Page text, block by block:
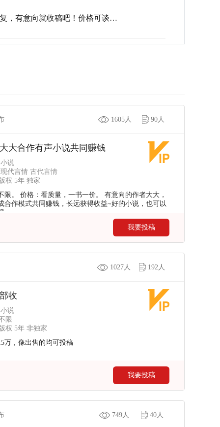
，有意向就收稿吧！价格可谈…
1605人 90人
大合作有声小说共同赚钱
说
代言情 古代言情
权 5年 独家
限。 价格：看质量，一书一价。 有意向的作者大大，
合作模式共同赚钱，长远获得收益~好的小说，也可以
我要投稿
1027人 192人
收
说
限
权 5年 非独家
万，像出售的均可投稿
我要投稿
749人 40人